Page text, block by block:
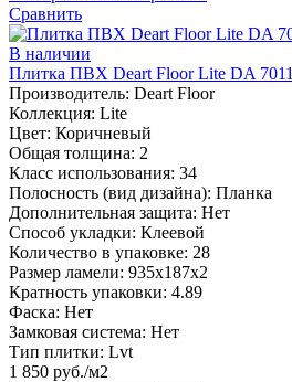
Сравнить
В наличии
Плитка ПВХ Deart Floor Lite DA 7011
Производитель: Deart Floor
Коллекция: Lite
Цвет: Коричневый
Общая толщина: 2
Класс использования: 34
Полосность (вид дизайна): Планка
Дополнительная защита: Нет
Способ укладки: Клеевой
Количество в упаковке: 28
Размер ламели: 935x187x2
Кратность упаковки: 4.89
Фаска: Нет
Замковая система: Нет
Тип плитки: Lvt
1 850 руб./м2